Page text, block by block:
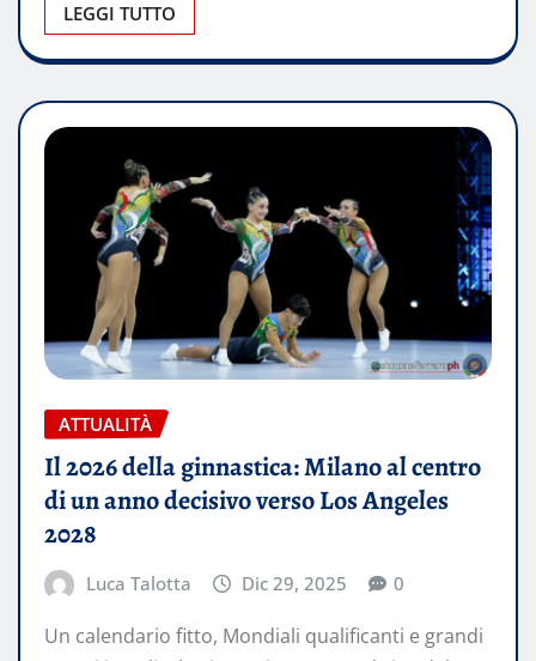
LEGGI TUTTO
ATTUALITÀ
Il 2026 della ginnastica: Milano al centro
di un anno decisivo verso Los Angeles
2028
Luca Talotta Dic 29, 2025 0
Un calendario fitto, Mondiali qualificanti e grandi